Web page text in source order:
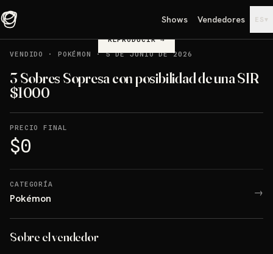
Shows Vendedores ES ▾
REPRODUCIR→
VENDIDO
· POKÉMON ·5 DE JUNIO DE 2026
3 Sobres Sopresa con posibilidad de una SIR
$1000
PRECIO FINAL
$0
CATEGORÍA
Pokémon →
Sobre el vendedor